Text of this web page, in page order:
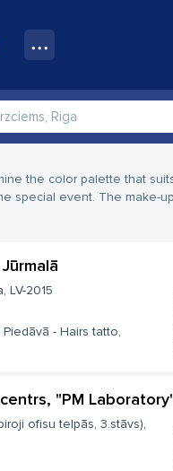
the color palette that
special event. The make-
LV-2015
- Hairs tatto,
"PM
ofisu telpās, 3.stāvs),